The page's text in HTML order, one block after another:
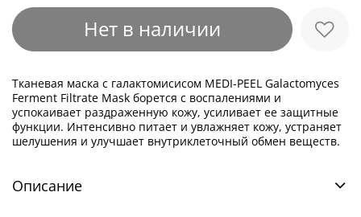
Нет в наличии
Тканевая маска с галактомисисом MEDI-PEEL Galactomyces
Ferment Filtrate Mask борется с воспалениями и
успокаивает раздраженную кожу, усиливает ее защитные
функции. Интенсивно питает и увлажняет кожу, устраняет
шелушения и улучшает внутриклеточный обмен веществ.
Описание